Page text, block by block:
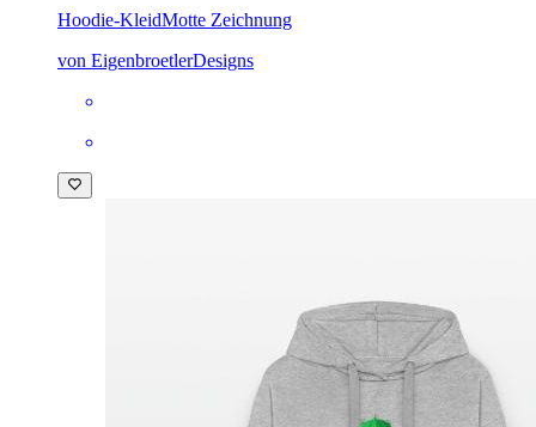
Hoodie-KleidMotte Zeichnung
von EigenbroetlerDesigns